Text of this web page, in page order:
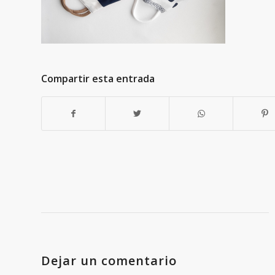
Compartir esta entrada
Dejar un comentario